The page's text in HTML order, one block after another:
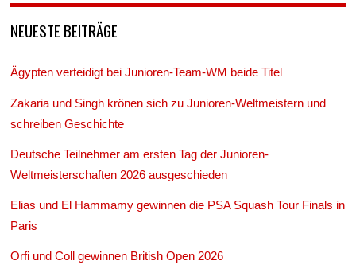
NEUESTE BEITRÄGE
Ägypten verteidigt bei Junioren-Team-WM beide Titel
Zakaria und Singh krönen sich zu Junioren-Weltmeistern und
schreiben Geschichte
Deutsche Teilnehmer am ersten Tag der Junioren-
Weltmeisterschaften 2026 ausgeschieden
Elias und El Hammamy gewinnen die PSA Squash Tour Finals in
Paris
Orfi und Coll gewinnen British Open 2026